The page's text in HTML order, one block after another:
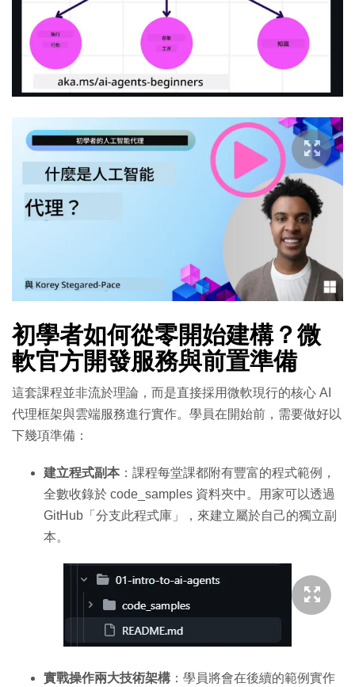
初學者如何從零開始建構？微
軟官方開發服務與前置準備
這套課程並非流於理論，而是直接採用微軟現行的核心 AI
代理框架與雲端服務進行實作。學員在開始前，需要做好以
下幾項準備：
建立程式副本：課程每堂課都附有豐富的程式範例，
全數收錄於 code_samples 資料夾中。用家可以透過
GitHub「分支此程式庫」，來建立屬於自己的獨立副
本。
實戰操作兩大技術架構 ：學員將會在後續的範例實作